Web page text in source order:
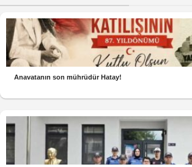
Anavatanın son mührüdür Hatay!